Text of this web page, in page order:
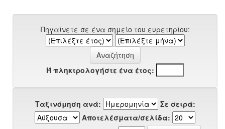
Πηγαίνετε σε ένα σημείο του ευρετηρίου:
Ή πληκτρολογήστε ένα έτος:
Ταξινόμηση ανά:
Σε σειρά:
Αποτελέσματα/σελίδα: